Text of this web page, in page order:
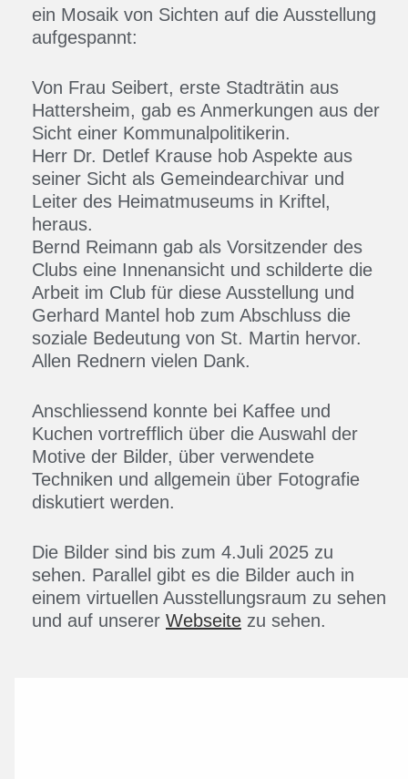
ein Mosaik von Sichten auf die Ausstellung
aufgespannt:
Von Frau Seibert, erste Stadträtin aus
Hattersheim, gab es Anmerkungen aus der
Sicht einer Kommunalpolitikerin.
Herr Dr. Detlef Krause hob Aspekte aus
seiner Sicht als Gemeindearchivar und
Leiter des Heimatmuseums in Kriftel,
heraus.
Bernd Reimann gab als Vorsitzender des
Clubs eine Innenansicht und schilderte die
Arbeit im Club für diese Ausstellung und
Gerhard Mantel hob zum Abschluss die
soziale Bedeutung von St. Martin hervor.
Allen Rednern vielen Dank.
Anschliessend konnte bei Kaffee und
Kuchen vortrefflich über die Auswahl der
Motive der Bilder, über verwendete
Techniken und allgemein über Fotografie
diskutiert werden.
Die Bilder sind bis zum 4.Juli 2025 zu
sehen. Parallel gibt es die Bilder auch in
einem virtuellen Ausstellungsraum zu sehen
und auf unserer Webseite zu sehen.